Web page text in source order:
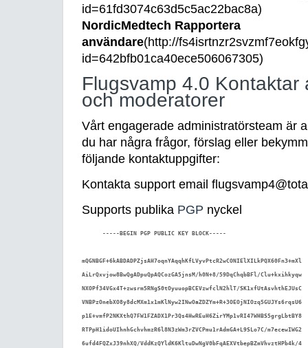
id=61fd3074c63d5c5ac22bac8a)
NordicMedtech Rapportera
användare(http://
id=642bfb01ca40ece506067305)
Flugsvamp 4.0 Kontaktar
och moderatorer
Vårt engagerade administratörsteam är
du har några frågor, förslag eller
följande kontaktuppgifter:
Kontakta support email
Supports publika PGP nyckel
-----BEGIN PGP PUBLIC KEY BLOCK-----
mQGNBGF+6kABDADPZjsAH7oqnYAqqhKfLVyvPtcR2wCONIElXILkPQX60Fn3+mXl
AiLrQxvjow8BwQgADpuQpAQCozGA5jnsM/h0N+8/59DqChqbBFl/Clu+kxihkyqw
NXOPf34VGx4T+zwsrm5RNgS0tOyuuopBCEVzwfclN2hlT/SK1xfUtAsvhthEJUsC
VNBPzOnebXO8y8dcMXm1x1mKlNyw2INwOaZDZYm+R+3OEOjNIOzq5GUJYs6rqsU6
p1E+vmfP2NKXthQ7FW1FZADX1Pr3Qs4HwREuH6ZirYMp1vRI47WHBS5grgLbtBY8
RTPpH1idoUIhnhGchvhmzR6l8N3zWm3rZVCPmu1rAdmGA+L9SLo7C/m7ecewIWG2
6ufd4FQZxJ39nhXQ/VddKzQYldK6KltuDwNgV0bFqAEXVtbepBZmVhvztHPb4k/4